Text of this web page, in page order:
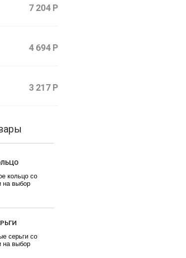
7 204 Р
4 694 Р
3 217 Р
кольцо со
на выбор
серьги со
на выбор